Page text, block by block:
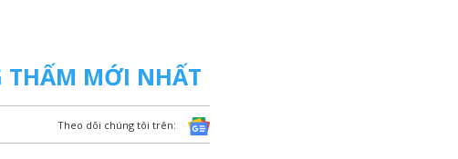
THẤM MỚI NHẤT
Theo dõi chúng tôi trên: